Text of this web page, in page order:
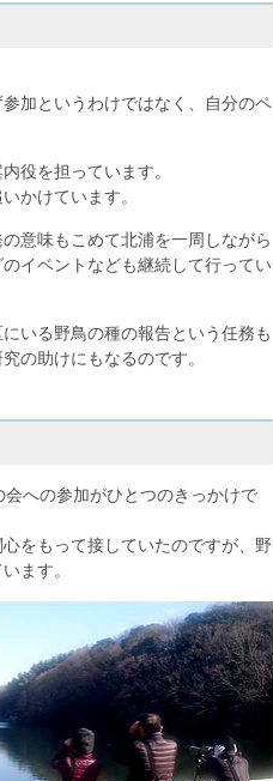
加というわけではなく、自分のペ
役を担っています。
かけています。
意味もこめて北浦を一周しながら
イベントなども継続して行ってい
いる野鳥の種の報告という任務も
の助けにもなるのです。
への参加がひとつのきっかけで
をもって接していたのですが、野
ます。